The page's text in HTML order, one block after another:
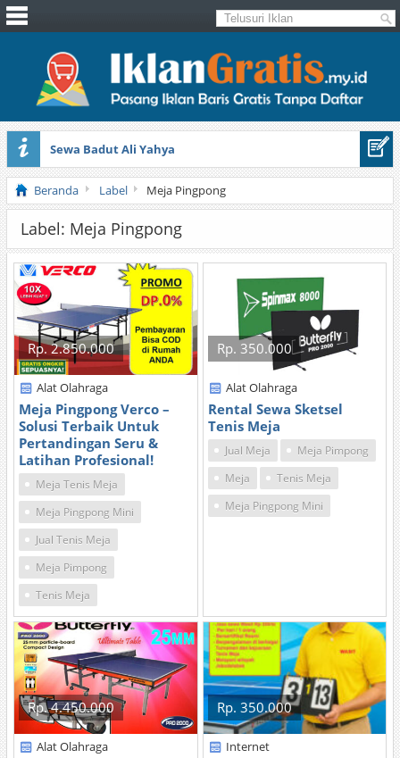
Sewa Badut Ali Yahya
Honda Brio 1.3 E AT CBU 2012 Putih
Beranda Label Meja Pingpong
Label: Meja Pingpong
Rp. 2.850.000
Alat Olahraga
Meja Pingpong Verco –
Solusi Terbaik Untuk
Pertandingan Seru &
Latihan Profesional!
Meja Tenis Meja
Meja Pingpong Mini
Jual Tenis Meja
Meja Pimpong
Tenis Meja
Rp. 350.000
Alat Olahraga
Rental Sewa Sketsel
Tenis Meja
Jual Meja
Meja Pimpong
Meja
Tenis Meja
Meja Pingpong Mini
Rp. 4.450.000
Alat Olahraga
Rp. 350.000
Internet